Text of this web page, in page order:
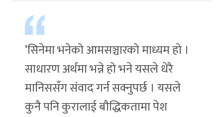
‘सिनेमा भनेको आमसञ्चारको माध्यम हो ।
साधारण अर्थमा भन्ने हो भने यसले धेरै
मानिससँग संवाद गर्न सक्नुपर्छ । यसले
कुनै पनि कुरालाई बौद्धिकतामा पेश